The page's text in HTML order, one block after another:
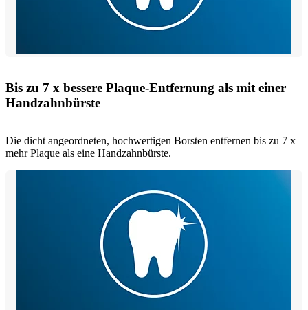
Bis zu 7 x bessere Plaque-Entfernung als mit einer
Handzahnbürste
Die dicht angeordneten, hochwertigen Borsten entfernen bis zu 7 x
mehr Plaque als eine Handzahnbürste.